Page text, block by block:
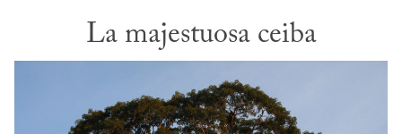
La majestuosa ceiba